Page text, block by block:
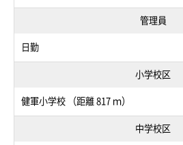
管理員
日勤
小学校区
健軍小学校 （距離 817 ｍ）
中学校区